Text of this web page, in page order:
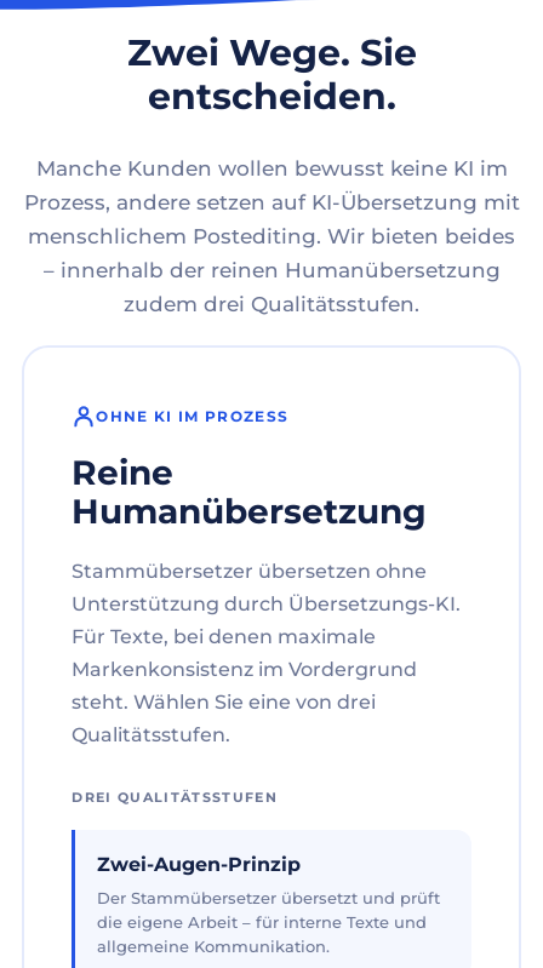
Zwei Wege. Sie
entscheiden.
Manche Kunden wollen bewusst keine KI im
Prozess, andere setzen auf KI-Übersetzung mit
menschlichem Postediting. Wir bieten beides
– innerhalb der reinen Humanübersetzung
zudem drei Qualitätsstufen.
OHNE KI IM PROZESS
Reine
Humanübersetzung
Stammübersetzer übersetzen ohne
Unterstützung durch Übersetzungs-KI.
Für Texte, bei denen maximale
Markenkonsistenz im Vordergrund
steht. Wählen Sie eine von drei
Qualitätsstufen.
DREI QUALITÄTSSTUFEN
Zwei-Augen-Prinzip
Der Stammübersetzer übersetzt und prüft
die eigene Arbeit – für interne Texte und
allgemeine Kommunikation.